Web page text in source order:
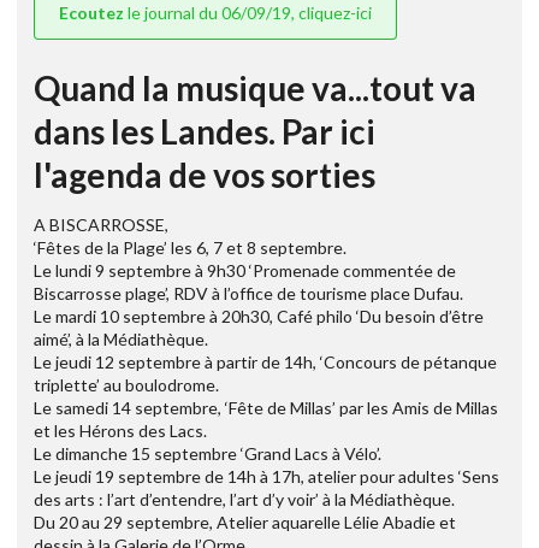
Ecoutez le journal du 06/09/19, cliquez-ici
Quand la musique va...tout va
dans les Landes. Par ici
l'agenda de vos sorties
A BISCARROSSE,
‘Fêtes de la Plage’ les 6, 7 et 8 septembre.
Le lundi 9 septembre à 9h30 ‘Promenade commentée de
Biscarrosse plage’, RDV à l’office de tourisme place Dufau.
Le mardi 10 septembre à 20h30, Café philo ‘Du besoin d’être
aimé’, à la Médiathèque.
Le jeudi 12 septembre à partir de 14h, ‘Concours de pétanque
triplette’ au boulodrome.
Le samedi 14 septembre, ‘Fête de Millas’ par les Amis de Millas
et les Hérons des Lacs.
Le dimanche 15 septembre ‘Grand Lacs à Vélo’.
Le jeudi 19 septembre de 14h à 17h, atelier pour adultes ‘Sens
des arts : l’art d’entendre, l’art d’y voir’ à la Médiathèque.
Du 20 au 29 septembre, Atelier aquarelle Lélie Abadie et